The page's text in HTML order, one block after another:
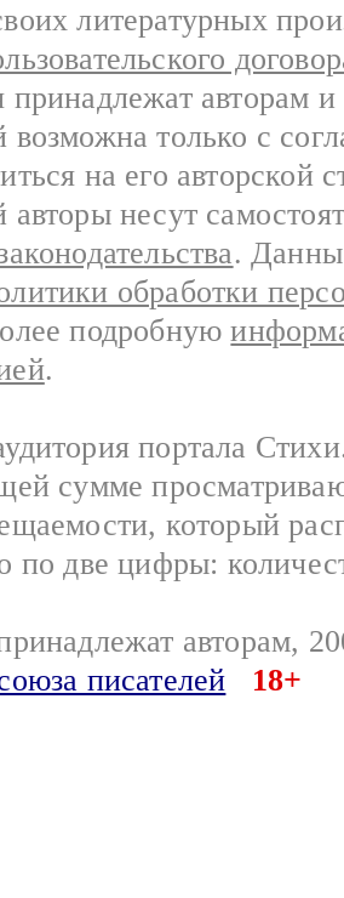
литературных
принадлежат авторам
возможна только с
на его авторской
авторы несут
.
обработки
подробную
.
портала
сумме
который
по две цифры:
авторам,
писателей
18+